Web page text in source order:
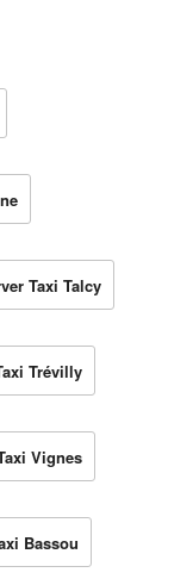
Taxi Talcy
Trévilly
Vignes
Bassou